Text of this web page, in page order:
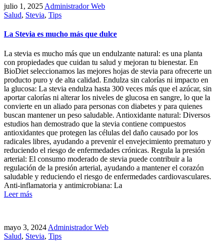
julio 1, 2025 Administrador Web
Salud, Stevia, Tips
La Stevia es mucho más que dulce
La stevia es mucho más que un endulzante natural: es una planta
con propiedades que cuidan tu salud y mejoran tu bienestar. En
BioDiet seleccionamos las mejores hojas de stevia para ofrecerte un
producto puro y de alta calidad. Endulza sin calorías ni impacto en
la glucosa: La stevia endulza hasta 300 veces más que el azúcar, sin
aportar calorías ni alterar los niveles de glucosa en sangre, lo que la
convierte en un aliado para personas con diabetes y para quienes
buscan mantener un peso saludable. Antioxidante natural: Diversos
estudios han demostrado que la stevia contiene compuestos
antioxidantes que protegen las células del daño causado por los
radicales libres, ayudando a prevenir el envejecimiento prematuro y
reduciendo el riesgo de enfermedades crónicas. Regula la presión
arterial: El consumo moderado de stevia puede contribuir a la
regulación de la presión arterial, ayudando a mantener el corazón
saludable y reduciendo el riesgo de enfermedades cardiovasculares.
Anti-inflamatoria y antimicrobiana: La
Leer más
mayo 3, 2024 Administrador Web
Salud, Stevia, Tips